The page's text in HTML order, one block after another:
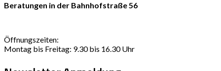
Beratungen in der Bahnhofstraße 56
Öffnungszeiten:
Montag bis Freitag: 9.30 bis 16.30 Uhr